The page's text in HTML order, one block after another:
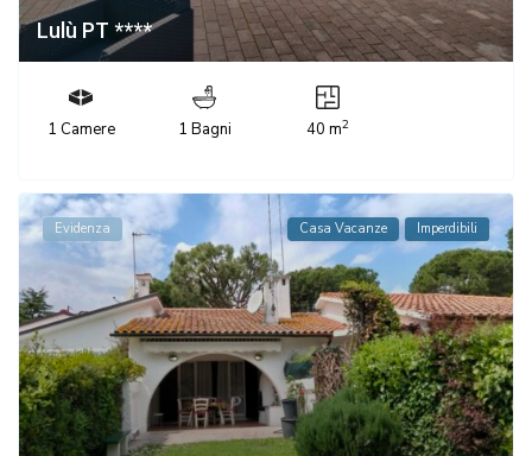
Lulù PT ****
1 Camere 1 Bagni 40 m2
Evidenza Casa Vacanze Imperdibili